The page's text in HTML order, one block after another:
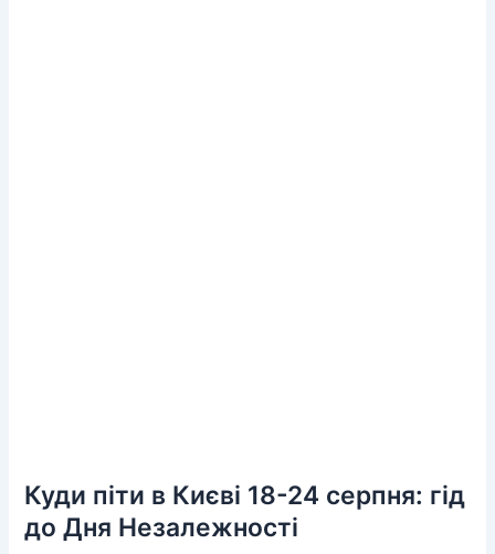
Куди піти в Києві 18-24 серпня: гід
до Дня Незалежності